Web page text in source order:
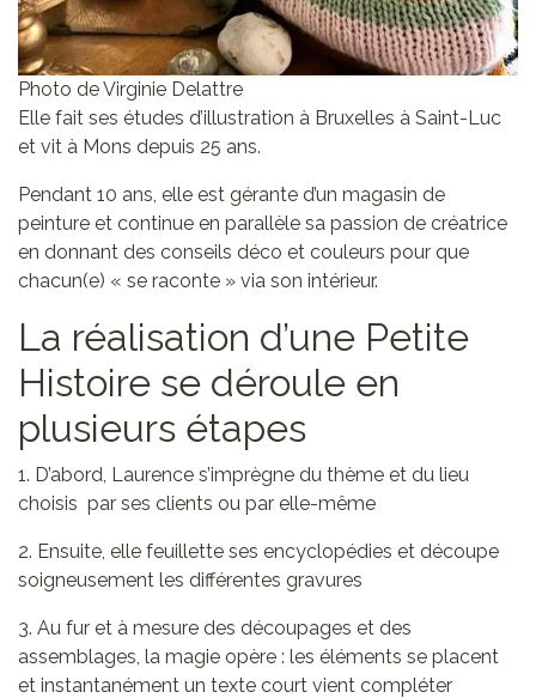
Photo de Virginie Delattre
Elle fait ses études d’illustration à Bruxelles à Saint-Luc
et vit à Mons depuis 25 ans.
Pendant 10 ans, elle est gérante d’un magasin de
peinture et continue en parallèle sa passion de créatrice
en donnant des conseils déco et couleurs pour que
chacun(e) « se raconte » via son intérieur.
La réalisation d’une Petite
Histoire se déroule en
plusieurs étapes
1. D’abord, Laurence s’imprègne du thème et du lieu
choisis par ses clients ou par elle-même
2. Ensuite, elle feuillette ses encyclopédies et découpe
soigneusement les différentes gravures
3. Au fur et à mesure des découpages et des
assemblages, la magie opère : les éléments se placent
et instantanément un texte court vient compléter